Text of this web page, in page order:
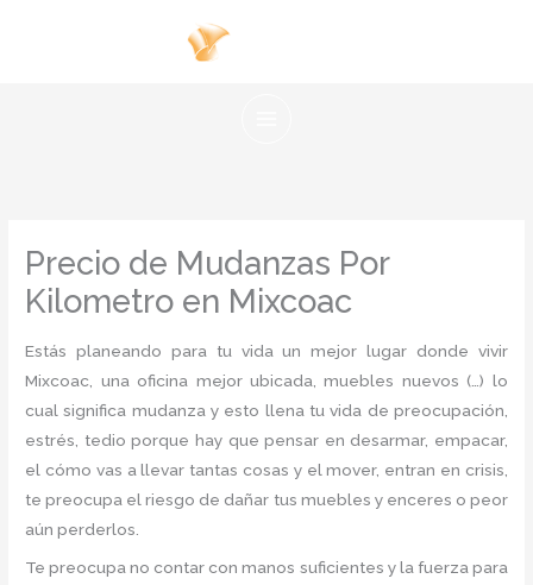
Precio de Mudanzas Por
Kilometro en Mixcoac
Estás planeando para tu vida un mejor lugar donde vivir
Mixcoac, una oficina mejor ubicada, muebles nuevos (…) lo
cual significa mudanza y esto llena tu vida de preocupación,
estrés, tedio porque hay que pensar en desarmar, empacar,
el cómo vas a llevar tantas cosas y el mover, entran en crisis,
te preocupa el riesgo de dañar tus muebles y enceres o peor
aún perderlos.
Te preocupa no contar con manos suficientes y la fuerza para